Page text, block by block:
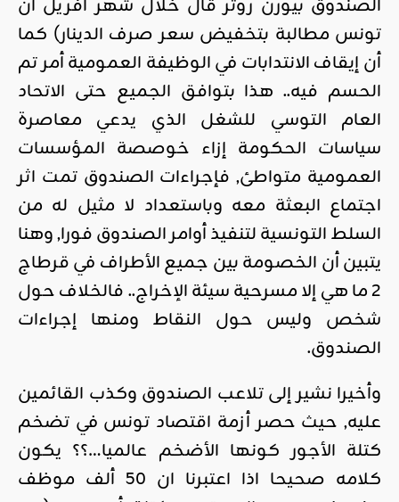
الصندوق بيورن روثر قال خلال شهر افريل ان
تونس مطالبة بتخفيض سعر صرف الدينار) كما
أن إيقاف الانتدابات في الوظيفة العمومية أمر تم
الحسم فيه.. هذا بتوافق الجميع حتى الاتحاد
العام التوسي للشغل الذي يدعي معاصرة
سياسات الحكومة إزاء خوصصة المؤسسات
العمومية متواطئ, فإجراءات الصندوق تمت اثر
اجتماع البعثة معه وباستعداد لا مثيل له من
السلط التونسية لتنفيذ أوامر الصندوق فورا, وهنا
يتبين أن الخصومة بين جميع الأطراف في قرطاج
2 ما هي إلا مسرحية سيئة الإخراج.. فالخلاف حول
شخص وليس حول النقاط ومنها إجراءات
الصندوق.
وأخيرا نشير إلى تلاعب الصندوق وكذب القائمين
عليه, حيث حصر أزمة اقتصاد تونس في تضخم
كتلة الأجور كونها الأضخم عالميا…؟؟ يكون
كلامه صحيحا اذا اعتبرنا ان 50 ألف موظف